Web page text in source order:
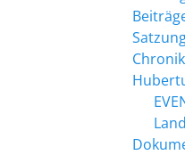
Chronik